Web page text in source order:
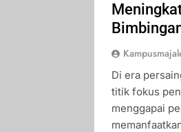
Di era
titik fokus
menggapai